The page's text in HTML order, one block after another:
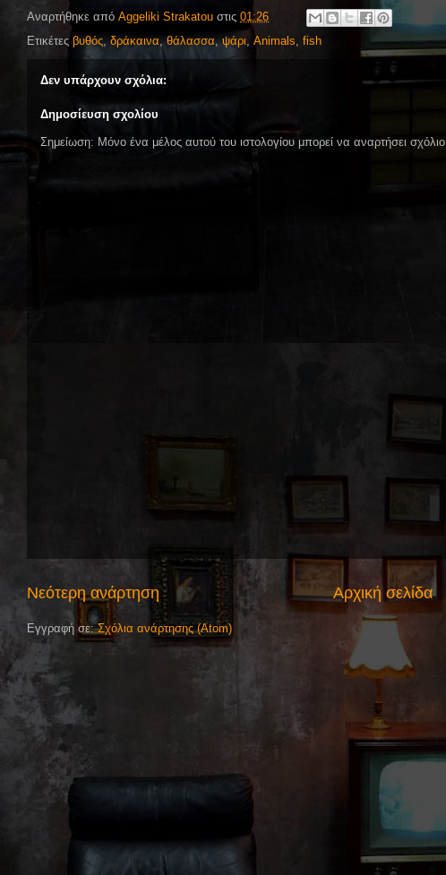
Αναρτήθηκε από Aggeliki Strakatou στις 01:26
Ετικέτες βυθός, δράκαινα,θάλασσα,ψάρι, Animals, fish
Δεν υπάρχουν σχόλια:
Δημοσίευση σχολίου
Σημείωση: Μόνο ένα μέλος αυτού του ιστολογίου μπορεί να αναρτήσει σχόλιο.
Νεότερη ανάρτηση Αρχική σελίδα
Εγγραφή σε:Σχόλια ανάρτησης (Atom)